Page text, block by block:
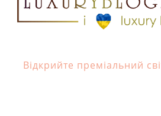
Відкрийте преміальний